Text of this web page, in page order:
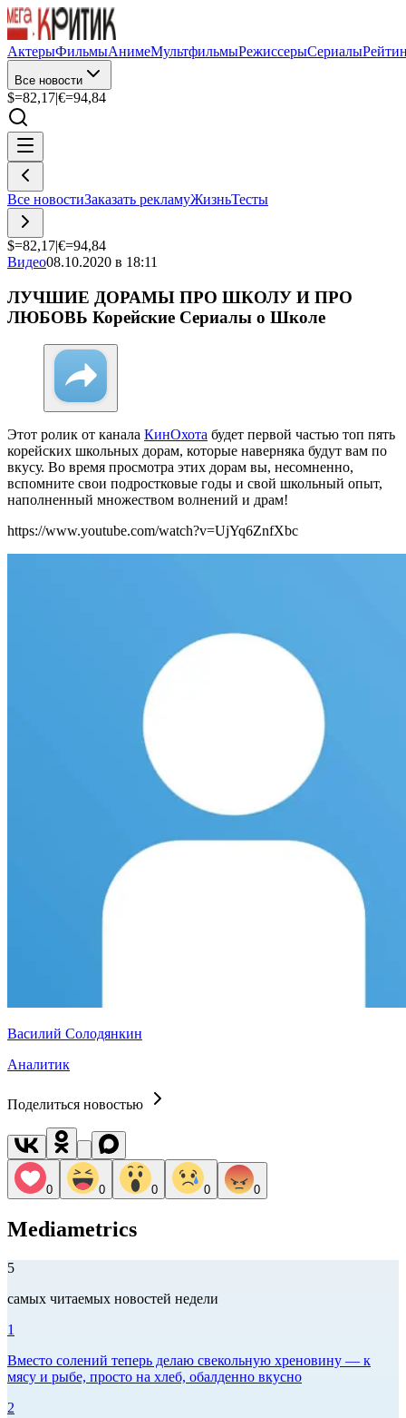
АктерыФильмыАнимеМультфильмыРежиссерыСериалы
Все новости
$=82,17|€=94,84
Все новостиЗаказать рекламуЖизньТесты
$=82,17|€=94,84
Видео08.10.2020 в 18:11
ЛУЧШИЕ ДОРАМЫ ПРО ШКОЛУ И ПРО
ЛЮБОВЬ Корейские Сериалы о Школе
Этот ролик от канала КинОхота будет первой частью топ пять
корейских школьных дорам, которые наверняка будут вам по
вкусу. Во время просмотра этих дорам вы, несомненно,
вспомните свои подростковые годы и свой школьный опыт,
наполненный множеством волнений и драм!
https://www.youtube.com/watch?v=UjYq6ZnfXbc
Василий Солодянкин
Аналитик
Поделиться новостью
0 0 0 0 0
Mediametrics
5
самых читаемых новостей недели
1
Вместо солений теперь делаю свекольную хреновину — к
мясу и рыбе, просто на хлеб, обалденно вкусно
2